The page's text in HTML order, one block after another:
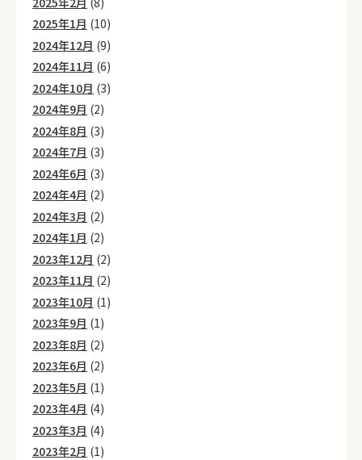
2025年1月 (10)
2024年12月 (9)
2024年11月 (6)
2024年10月 (3)
2024年9月 (2)
2024年8月 (3)
2024年7月 (3)
2024年6月 (3)
2024年4月 (2)
2024年3月 (2)
2024年1月 (2)
2023年12月 (2)
2023年11月 (2)
2023年10月 (1)
2023年9月 (1)
2023年8月 (2)
2023年6月 (2)
2023年5月 (1)
2023年4月 (4)
2023年3月 (4)
2023年2月 (1)